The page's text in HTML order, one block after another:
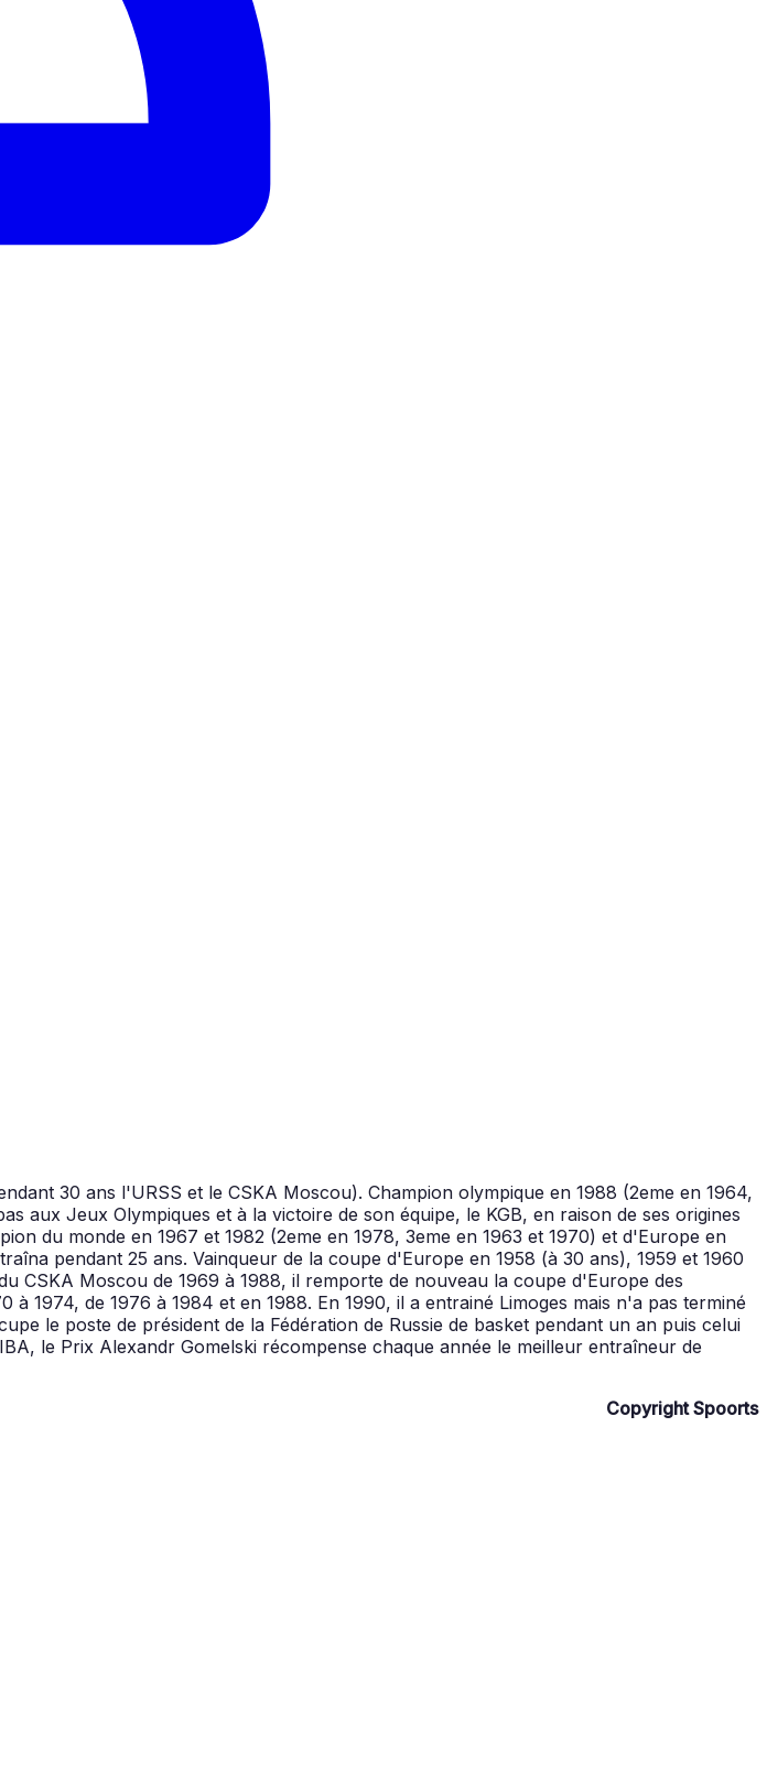
30 ans l'URSS et le CSKA Moscou). Champion olympique en 1988 (2eme en 1964,
aux Jeux Olympiques et à la victoire de son équipe, le KGB, en raison de ses origines
du monde en 1967 et 1982 (2eme en 1978, 3eme en 1963 et 1970) et d'Europe en
pendant 25 ans. Vainqueur de la coupe d'Europe en 1958 (à 30 ans), 1959 et 1960
CSKA Moscou de 1969 à 1988, il remporte de nouveau la coupe d'Europe des
1974, de 1976 à 1984 et en 1988. En 1990, il a entrainé Limoges mais n'a pas terminé
le poste de président de la Fédération de Russie de basket pendant un an puis celui
le Prix Alexandr Gomelski récompense chaque année le meilleur entraîneur de
Copyright Spoorts